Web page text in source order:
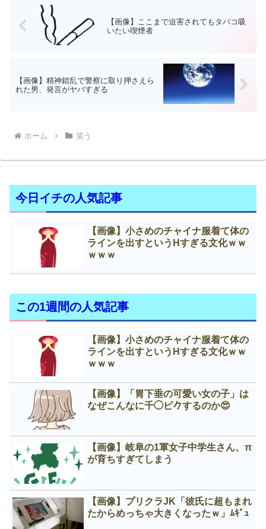
【画像】ここまで迫害されてもタバコ吸
いたい喫煙者
【画像】精神錯乱で警察に取り押さえら
れた男、発言がヤバすぎる
ホーム 笑う
今日イチの人気記事
【画像】小さめのチャイナ服着て体の
ラインを出すというНすぎる文化ｗｗ
ｗｗｗ
この1週間の人気記事
【画像】小さめのチャイナ服着て体の
ラインを出すというНすぎる文化ｗｗ
ｗｗｗ
【画像】「胃下垂の可愛い女の子」は
なぜこんなに千◯ピ𠂊するのか😍
【画像】岐阜の1軍女子中学生さん、π
が育ちすぎてしまう
【画像】プリクラJK「彼氏に超もまれ
たからめっちゃ大きくなったｗ」ﾑｷﾞｭ